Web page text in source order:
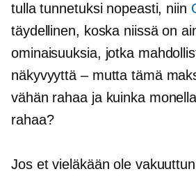
tulla tunnetuksi nopeasti, niin
täydellinen, koska niissä on
ominaisuuksia, jotka
näkyvyyttä – mutta tämä
vähän rahaa ja kuinka
rahaa?
Jos et vieläkään ole